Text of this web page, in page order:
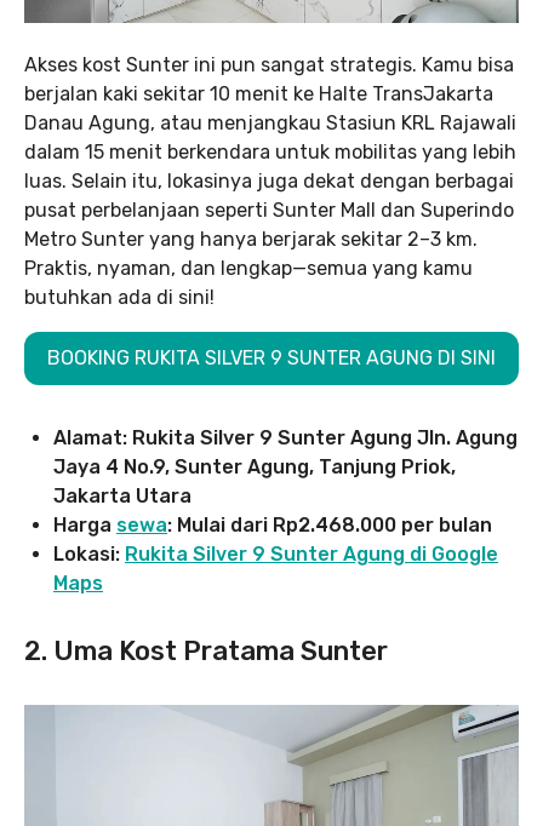
Akses kost Sunter ini pun sangat strategis. Kamu bisa
berjalan kaki sekitar 10 menit ke Halte TransJakarta
Danau Agung, atau menjangkau Stasiun KRL Rajawali
dalam 15 menit berkendara untuk mobilitas yang lebih
luas. Selain itu, lokasinya juga dekat dengan berbagai
pusat perbelanjaan seperti Sunter Mall dan Superindo
Metro Sunter yang hanya berjarak sekitar 2–3 km.
Praktis, nyaman, dan lengkap—semua yang kamu
butuhkan ada di sini!
BOOKING RUKITA SILVER 9 SUNTER AGUNG DI SINI
Alamat: Rukita Silver 9 Sunter Agung Jln. Agung
Jaya 4 No.9, Sunter Agung, Tanjung Priok,
Jakarta Utara
Harga sewa: Mulai dari Rp2.468.000 per bulan
Lokasi: Rukita Silver 9 Sunter Agung di Google
Maps
2. Uma Kost Pratama Sunter